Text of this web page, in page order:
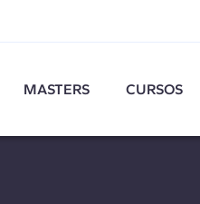
MASTERS CURSOS